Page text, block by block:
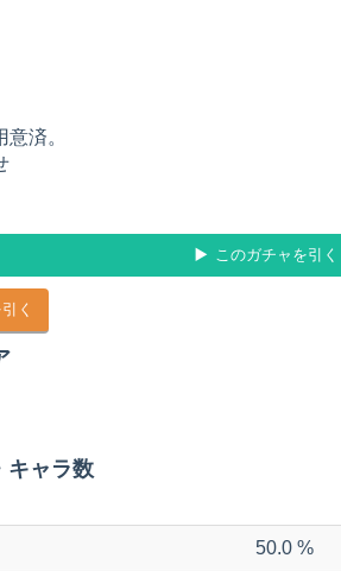
済。
このガチャを引く
く
キャラ数
50.0 %